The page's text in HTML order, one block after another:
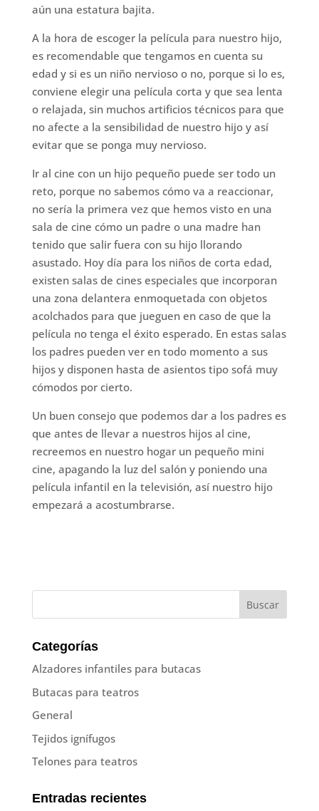
aún una estatura bajita.
A la hora de escoger la película para nuestro hijo,
es recomendable que tengamos en cuenta su
edad y si es un niño nervioso o no, porque si lo es,
conviene elegir una película corta y que sea lenta
o relajada, sin muchos artificios técnicos para que
no afecte a la sensibilidad de nuestro hijo y así
evitar que se ponga muy nervioso.
Ir al cine con un hijo pequeño puede ser todo un
reto, porque no sabemos cómo va a reaccionar,
no sería la primera vez que hemos visto en una
sala de cine cómo un padre o una madre han
tenido que salir fuera con su hijo llorando
asustado. Hoy día para los niños de corta edad,
existen salas de cines especiales que incorporan
una zona delantera enmoquetada con objetos
acolchados para que jueguen en caso de que la
película no tenga el éxito esperado. En estas salas
los padres pueden ver en todo momento a sus
hijos y disponen hasta de asientos tipo sofá muy
cómodos por cierto.
Un buen consejo que podemos dar a los padres es
que antes de llevar a nuestros hijos al cine,
recreemos en nuestro hogar un pequeño mini
cine, apagando la luz del salón y poniendo una
película infantil en la televisión, así nuestro hijo
empezará a acostumbrarse.
Categorías
Alzadores infantiles para butacas
Butacas para teatros
General
Tejidos ignífugos
Telones para teatros
Entradas recientes